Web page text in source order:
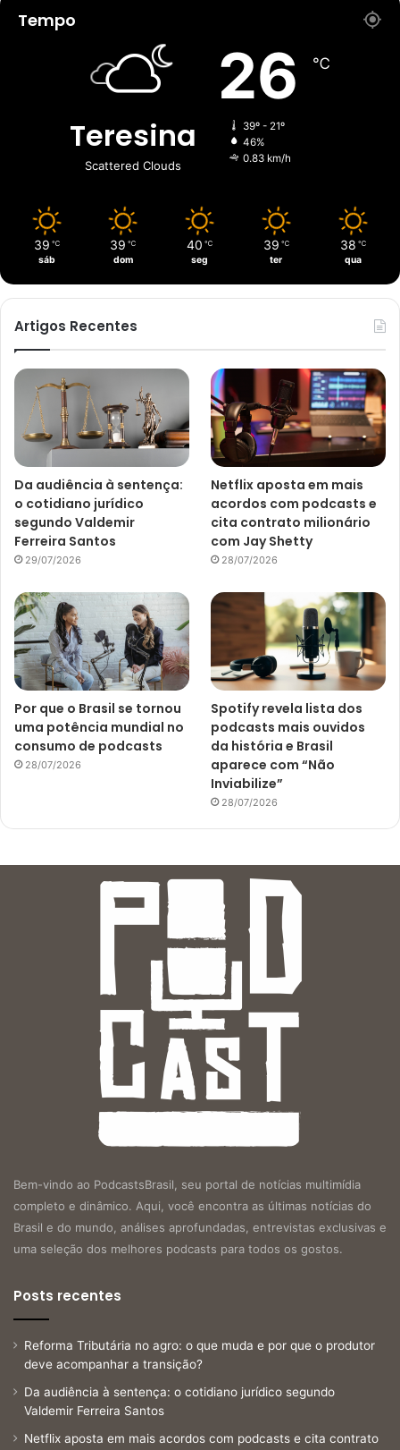
Tempo
Teresina
Scattered Clouds
26 ℃
39º - 21º
46%
0.83 km/h
39 ℃
sáb
39 ℃
dom
40 ℃
seg
39 ℃
ter
38 ℃
qua
Artigos Recentes
Da audiência à sentença:
o cotidiano jurídico
segundo Valdemir
Ferreira Santos
29/07/2026
Netflix aposta em mais
acordos com podcasts e
cita contrato milionário
com Jay Shetty
28/07/2026
Por que o Brasil se tornou
uma potência mundial no
consumo de podcasts
28/07/2026
Spotify revela lista dos
podcasts mais ouvidos
da história e Brasil
aparece com “Não
Inviabilize”
28/07/2026
Bem-vindo ao PodcastsBrasil, seu portal de notícias multimídia
completo e dinâmico. Aqui, você encontra as últimas notícias do
Brasil e do mundo, análises aprofundadas, entrevistas exclusivas e
uma seleção dos melhores podcasts para todos os gostos.
Posts recentes
Reforma Tributária no agro: o que muda e por que o produtor
deve acompanhar a transição?
Da audiência à sentença: o cotidiano jurídico segundo
Valdemir Ferreira Santos
Netflix aposta em mais acordos com podcasts e cita contrato